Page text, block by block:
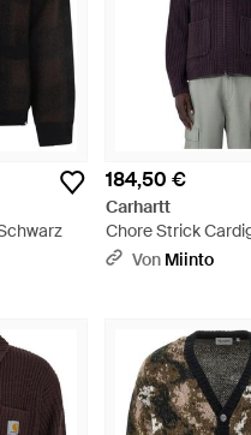
184,50 €
Carhartt
Chore Strick
Von Miinto